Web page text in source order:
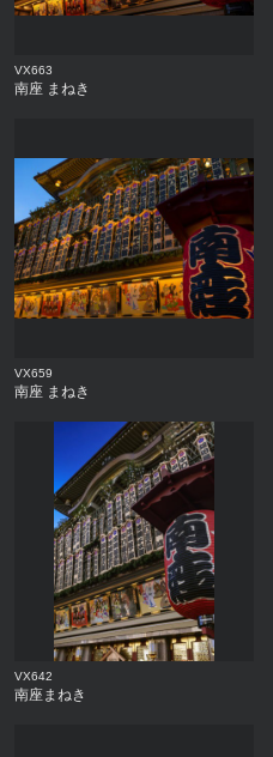
VX663
南座 まねき
VX659
南座 まねき
VX642
南座まねき